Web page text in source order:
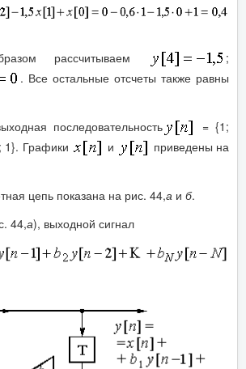
рассчитываем
;
. Все остальные отсчеты также равны
последовательность
= {1;
1}. Графики
и
приведены на
цепь показана на рис. 44,а и б.
44,а), выходной сигнал